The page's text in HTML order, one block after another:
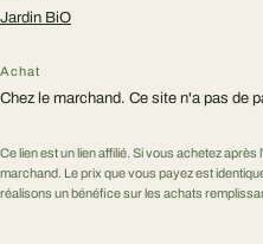
Jardin BiO
Achat
Chez le marchand. Ce site n'a pas de
Ce lien est un lien affilié. Si vous achetez
marchand. Le prix que vous payez est
réalisons un bénéfice sur les achats